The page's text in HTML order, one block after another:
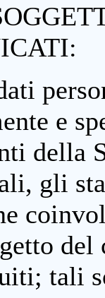
e
della
gli
tali